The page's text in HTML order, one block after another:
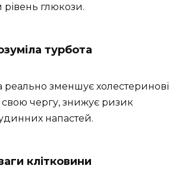
рівень глюкози.
турбота
реально зменшує холестеринові
свою чергу, знижує ризик
напастей.
клітковини